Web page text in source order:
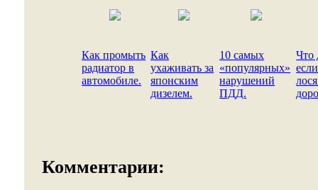
Как промыть
радиатор в
автомобиле.
Как
ухаживать за
японским
дизелем.
10 самых
«популярных»
нарушений
ПДД.
Что
Комментарии: